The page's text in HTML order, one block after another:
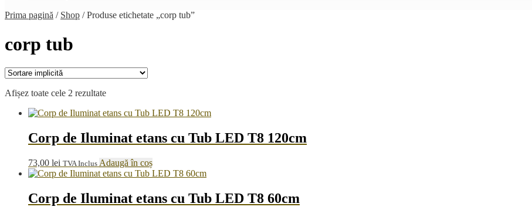
Prima pagină / Shop /Produse etichetate „corp tub”
corp tub
Afișez toate cele 2 rezultate
Corp de Iluminat etans cu Tub LED T8 120cm
73,00 lei TVA Inclus Adaugă în coș
Corp de Iluminat etans cu Tub LED T8 60cm